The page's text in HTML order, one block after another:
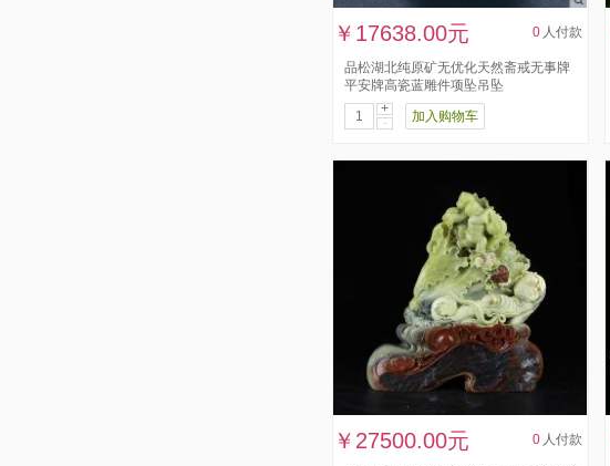
￥17638.00元 0 人付款
品松湖北纯原矿无优化天然斋戒无事牌
平安牌高瓷蓝雕件项坠吊坠
+
-
加入购物车
￥27500.00元 0 人付款